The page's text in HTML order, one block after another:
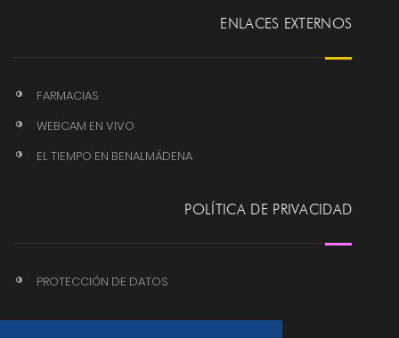
ENLACES EXTERNOS
FARMACIAS
WEBCAM EN VIVO
EL TIEMPO EN BENALMÁDENA
POLÍTICA DE PRIVACIDAD
PROTECCIÓN DE DATOS